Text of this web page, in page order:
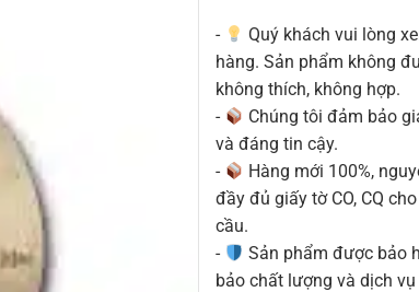
-
Quý khách vui lòng
hàng. Sản phẩm không
không thích, không hợp.
-
Chúng tôi đảm bảo
và đáng tin cậy.
-
Hàng mới 100%,
đầy đủ giấy tờ CO, CQ
cầu.
-
Sản phẩm được bảo
bảo chất lượng và dịch